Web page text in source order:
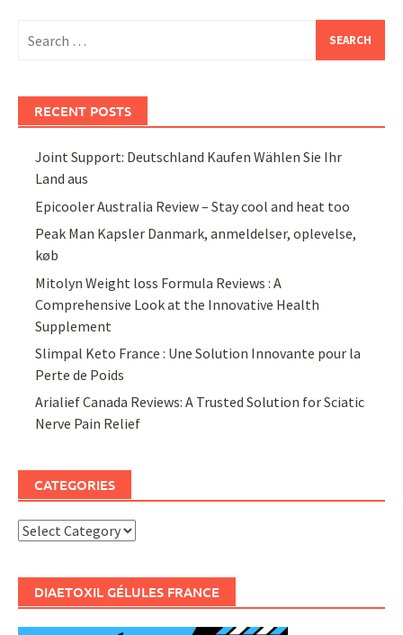
for:
RECENT POSTS
Joint Support: Deutschland Kaufen Wählen Sie Ihr
Land aus
Epicooler Australia Review – Stay cool and heat too
Peak Man Kapsler Danmark, anmeldelser, oplevelse,
køb
Mitolyn Weight loss Formula Reviews : A
Comprehensive Look at the Innovative Health
Supplement
Slimpal Keto France : Une Solution Innovante pour la
Perte de Poids
Arialief Canada Reviews: A Trusted Solution for Sciatic
Nerve Pain Relief
CATEGORIES
Categories
DIAETOXIL GÉLULES FRANCE